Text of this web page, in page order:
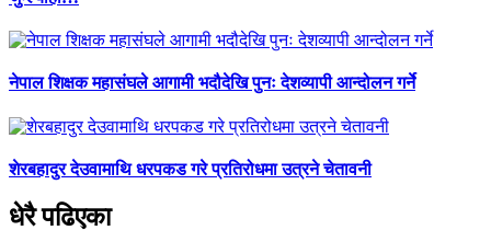
नेपाल शिक्षक महासंघले आगामी भदौदेखि पुनः देशव्यापी आन्दोलन गर्ने
शेरबहादुर देउवामाथि धरपकड गरे प्रतिरोधमा उत्रने चेतावनी
धेरै पढिएका